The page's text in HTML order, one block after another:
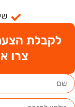
לקבלת
צרו